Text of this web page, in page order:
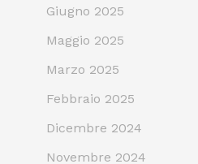
Giugno 2025
Maggio 2025
Marzo 2025
Febbraio 2025
Dicembre 2024
Novembre 2024